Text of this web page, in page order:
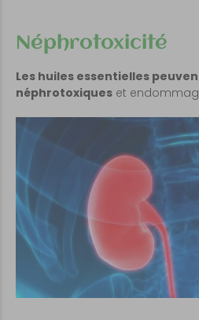
Néphrotoxicité
Les huiles essentielles
néphrotoxiques et